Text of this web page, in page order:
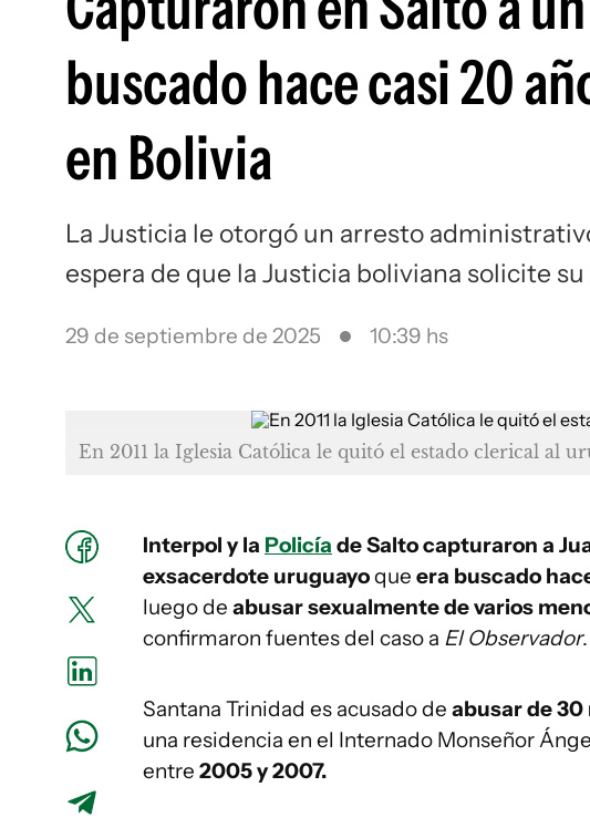
buscado hace casi 20
en Bolivia
La Justicia le otorgó un arresto
espera de que la Justicia boliviana solicite
29 de septiembre de 2025 10:39 hs
En 2011 la Iglesia Católica le quitó el estado clerical al
Interpol y la Policía de Salto capturaron a
exsacerdote uruguayoque era buscado
luego de abusar sexualmente de varios
confirmaron fuentes del caso a El Observador.
Santana Trinidad es acusado de abusar de 30
una residencia en el Internado Monseñor
entre 2005 y 2007.